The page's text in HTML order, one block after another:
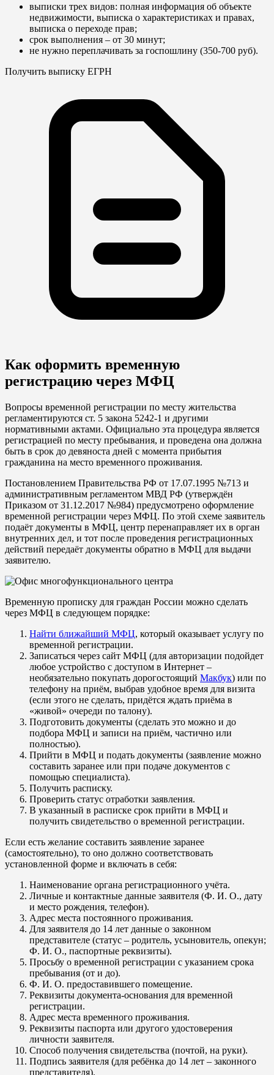
выписки трех видов: полная информация об объекте
недвижимости, выписка о характеристиках и правах,
выписка о переходе прав;
срок выполнения – от 30 минут;
не нужно переплачивать за госпошлину (350-700 руб).
Получить выписку ЕГРН
Как оформить временную
регистрацию через МФЦ
Вопросы временной регистрации по месту жительства
регламентируются ст. 5 закона 5242-1 и другими
нормативными актами. Официально эта процедура является
регистрацией по месту пребывания, и проведена она должна
быть в срок до девяноста дней с момента прибытия
гражданина на место временного проживания.
Постановлением Правительства РФ от 17.07.1995 №713 и
административным регламентом МВД РФ (утверждён
Приказом от 31.12.2017 №984) предусмотрено оформление
временной регистрации через МФЦ. По этой схеме заявитель
подаёт документы в МФЦ, центр перенаправляет их в орган
внутренних дел, и тот после проведения регистрационных
действий передаёт документы обратно в МФЦ для выдачи
заявителю.
Временную прописку для граждан России можно сделать
через МФЦ в следующем порядке:
Найти ближайший МФЦ, который оказывает услугу по
временной регистрации.
Записаться через сайт МФЦ (для авторизации подойдет
любое устройство с доступом в Интернет –
необязательно покупать дорогостоящий Макбук) или по
телефону на приём, выбрав удобное время для визита
(если этого не сделать, придётся ждать приёма в
«живой» очереди по талону).
Подготовить документы (сделать это можно и до
подбора МФЦ и записи на приём, частично или
полностью).
Прийти в МФЦ и подать документы (заявление можно
составить заранее или при подаче документов с
помощью специалиста).
Получить расписку.
Проверить статус отработки заявления.
В указанный в расписке срок прийти в МФЦ и
получить свидетельство о временной регистрации.
Если есть желание составить заявление заранее
(самостоятельно), то оно должно соответствовать
установленной форме и включать в себя:
Наименование органа регистрационного учёта.
Личные и контактные данные заявителя (Ф. И. О., дату
и место рождения, телефон).
Адрес места постоянного проживания.
Для заявителя до 14 лет данные о законном
представителе (статус – родитель, усыновитель, опекун;
Ф. И. О., паспортные реквизиты).
Просьбу о временной регистрации с указанием срока
пребывания (от и до).
Ф. И. О. предоставившего помещение.
Реквизиты документа-основания для временной
регистрации.
Адрес места временного проживания.
Реквизиты паспорта или другого удостоверения
личности заявителя.
Способ получения свидетельства (почтой, на руки).
Подпись заявителя (для ребёнка до 14 лет – законного
представителя).